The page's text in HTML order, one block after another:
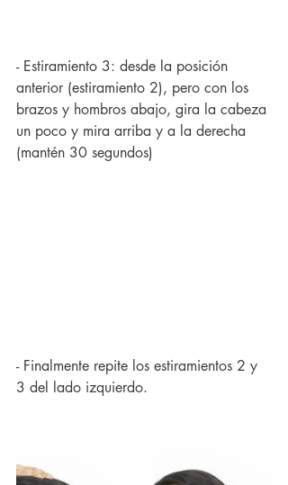
- Estiramiento 3: desde la posición
anterior (estiramiento 2), pero con los
brazos y hombros abajo, gira la cabeza
un poco y mira arriba y a la derecha
(mantén 30 segundos)
- Finalmente repite los estiramientos 2 y
3 del lado izquierdo.